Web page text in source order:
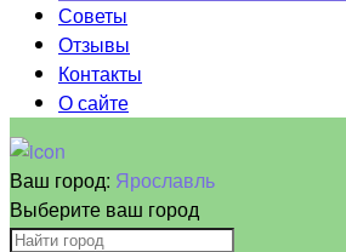
Советы
Отзывы
Контакты
О сайте
Ваш город: Ярославль
Выберите ваш город